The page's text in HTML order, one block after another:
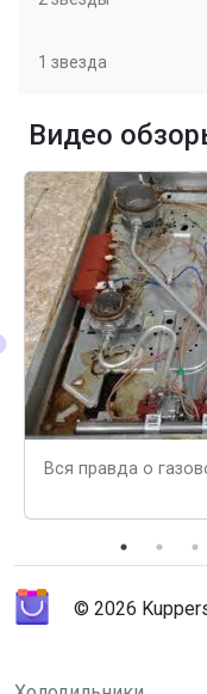
1 звезда
Видео
Вся правда о
© 2026